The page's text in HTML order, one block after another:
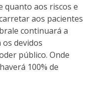
quanto aos riscos e
aos pacientes
continuará a
devidos
público. Onde
100% de